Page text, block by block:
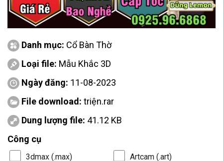
Danh mục: Cổ Bàn Thờ
Loại file: Mẫu Khắc 3D
Ngày đăng: 11-08-2023
File download: triện.rar
Dung lượng file: 41.12 KB
Công cụ
3dmax (.max)
Artcam (.art)